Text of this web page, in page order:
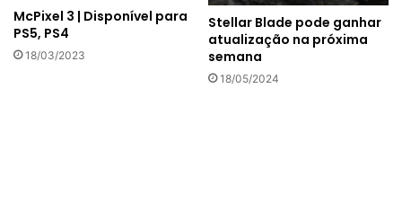
McPixel 3 | Disponível para
PS5, PS4
18/03/2023
Stellar Blade pode ganhar
atualização na próxima
semana
18/05/2024